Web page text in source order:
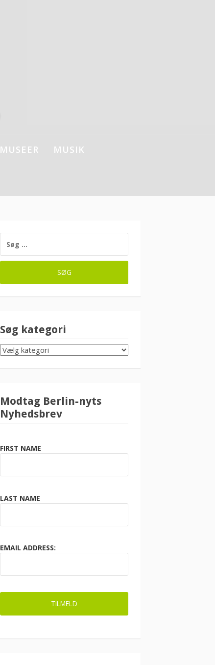
MUSEER MUSIK
EFTER:
Søg kategori
SØG
KATEGORI
Modtag Berlin-nyts
Nyhedsbrev
FIRST NAME
LAST NAME
EMAIL ADDRESS: